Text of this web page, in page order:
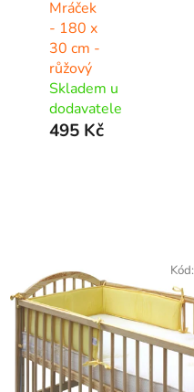
Mráček
- 180 x
30 cm -
růžový
Skladem u
dodavatele
495 Kč
Kód: